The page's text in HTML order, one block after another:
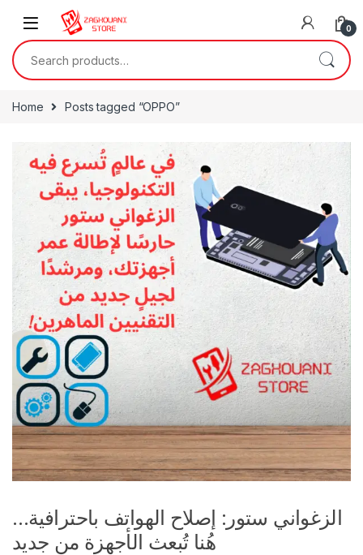
0
Home Posts tagged “OPPO”
الزغواني ستور: إصلاح الهواتف باحترافية…
هُنا تُبعث الأجهزة من جديد